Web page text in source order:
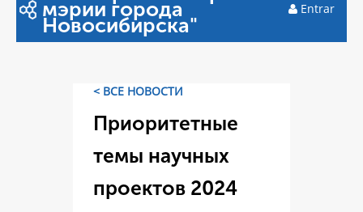
мэрии города
Новосибирска"
Entrar
< ВСЕ НОВОСТИ
Приоритетные
темы научных
проектов 2024